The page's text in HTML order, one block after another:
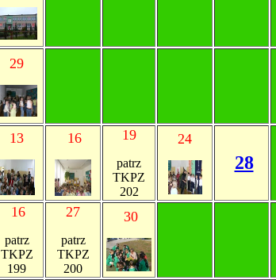
29
13 16 19
patrz
TKPZ
202
24
28
16
patrz
TKPZ
199
27
patrz
TKPZ
200
30